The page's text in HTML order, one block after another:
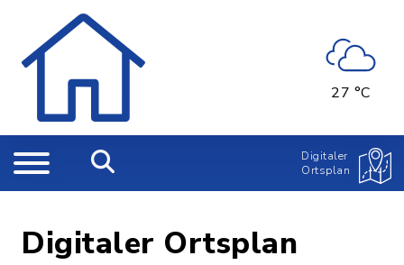
27 °C
Digitaler
Ortsplan
Digitaler Ortsplan